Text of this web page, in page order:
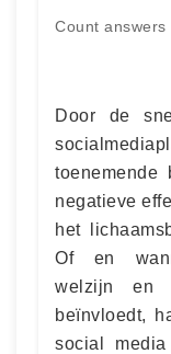
Count answers
Door de
toenemende
negatieve
het
Of en
welzijn en
beïnvloedt,
social